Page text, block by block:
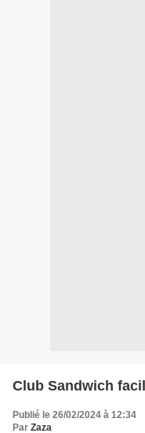
Club Sandwich
Publié le 26/02/2024 à 12:34
Par Zaza